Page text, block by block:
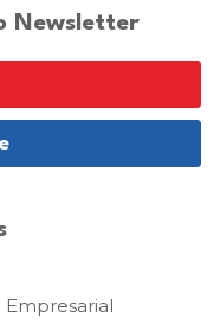
Newsletter
Empresarial